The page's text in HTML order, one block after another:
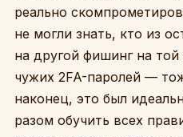
реально
не могли знать, кто из
на другой фишинг на
чужих 2FA-паролей —
наконец, это был
разом обучить всех